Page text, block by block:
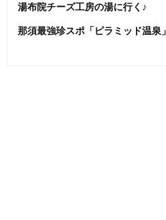
湯布院チーズ工房の湯に行く♪
那須最強珍スポ「ピラミッド温泉